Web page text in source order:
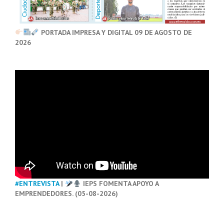
PORTADA IMPRESA Y DIGITAL 09 DE AGOSTO DE
2026
#ENTREVISTA|
IEPS FOMENTA APOYO A
EMPRENDEDORES. (05-08-2026)